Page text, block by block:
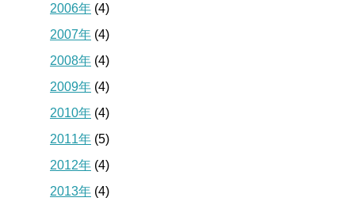
2006年 (4)
2007年 (4)
2008年 (4)
2009年 (4)
2010年 (4)
2011年 (5)
2012年 (4)
2013年 (4)